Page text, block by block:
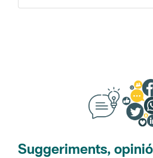
Suggeriments,